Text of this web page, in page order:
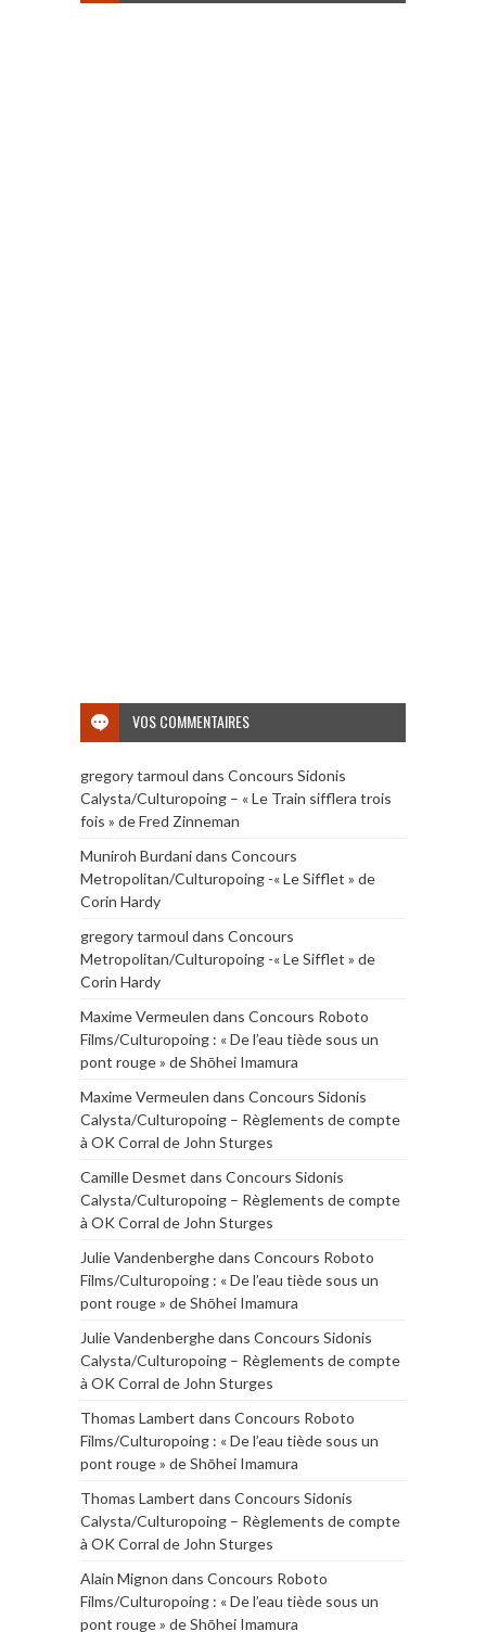
VOS COMMENTAIRES
gregory tarmoul dans Concours Sidonis
Calysta/Culturopoing – « Le Train sifflera trois
fois » de Fred Zinneman
Muniroh Burdanidans Concours
Metropolitan/Culturopoing -« Le Sifflet » de
Corin Hardy
gregory tarmoul dans Concours
Metropolitan/Culturopoing -« Le Sifflet » de
Corin Hardy
Maxime Vermeulen dans Concours Roboto
Films/Culturopoing : « De l’eau tiède sous un
pont rouge » de Shōhei Imamura
Maxime Vermeulen dans Concours Sidonis
Calysta/Culturopoing – Règlements de compte
à OK Corral de John Sturges
Camille Desmet dans Concours Sidonis
Calysta/Culturopoing – Règlements de compte
à OK Corral de John Sturges
Julie Vandenberghedans Concours Roboto
Films/Culturopoing : « De l’eau tiède sous un
pont rouge » de Shōhei Imamura
Julie Vandenberghedans Concours Sidonis
Calysta/Culturopoing – Règlements de compte
à OK Corral de John Sturges
Thomas Lambert dans Concours Roboto
Films/Culturopoing : « De l’eau tiède sous un
pont rouge » de Shōhei Imamura
Thomas Lambert dans Concours Sidonis
Calysta/Culturopoing – Règlements de compte
à OK Corral de John Sturges
Alain Mignon dans Concours Roboto
Films/Culturopoing : « De l’eau tiède sous un
pont rouge » de Shōhei Imamura